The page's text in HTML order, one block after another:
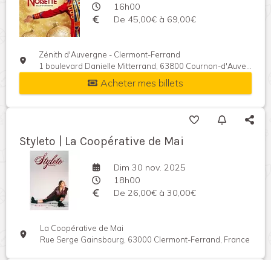
16h00
De 45,00€ à 69,00€
Zénith d'Auvergne - Clermont-Ferrand
1 boulevard Danielle Mitterrand, 63800 Cournon-d'Auvergne, France
Acheter mes billets
Styleto | La Coopérative de Mai
Dim 30 nov. 2025
18h00
De 26,00€ à 30,00€
La Coopérative de Mai
Rue Serge Gainsbourg, 63000 Clermont-Ferrand, France